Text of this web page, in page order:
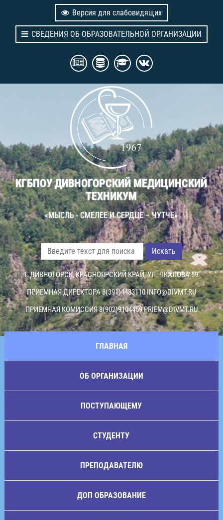
Версия для слабовидящих
СВЕДЕНИЯ ОБ ОБРАЗОВАТЕЛЬНОЙ ОРГАНИЗАЦИИ
КГБПОУ ДИВНОГОРСКИЙ МЕДИЦИНСКИЙ
ТЕХНИКУМ
«МЫСЛЬ - СМЕЛЕЕ И СЕРДЦЕ – ЧУТЧЕ»
Искать
Г. ДИВНОГОРСК, КРАСНОЯРСКИЙ КРАЙ, УЛ. ЧКАЛОВА 59
ПРИЕМНАЯ ДИРЕКТОРА 8(391)4433110INFO@DIVMT.RU
ПРИЕМНАЯ КОМИССИЯ 8(902)9104459PRIEM@DIVMT.RU
ГЛАВНАЯ
ОБ ОРГАНИЗАЦИИ
ПОСТУПАЮЩЕМУ
СТУДЕНТУ
ПРЕПОДАВАТЕЛЮ
ДОП ОБРАЗОВАНИЕ